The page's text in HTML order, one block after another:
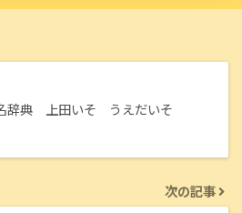
辞典 上田いそ うえだいそ
次の記事